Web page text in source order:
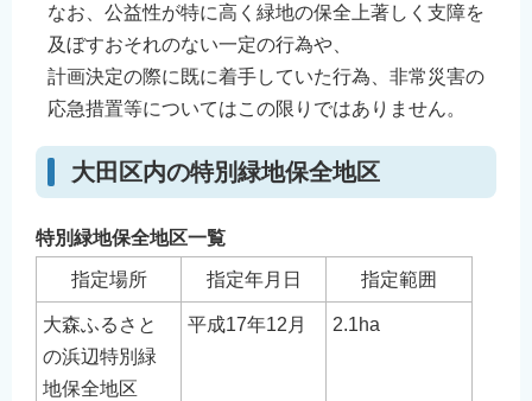
なお、公益性が特に高く緑地の保全上著しく支障を
及ぼすおそれのない一定の行為や、
計画決定の際に既に着手していた行為、非常災害の
応急措置等についてはこの限りではありません。
大田区内の特別緑地保全地区
特別緑地保全地区一覧
指定場所 指定年月日 指定範囲
大森ふるさと
の浜辺特別緑
地保全地区
平成17年12月 2.1ha